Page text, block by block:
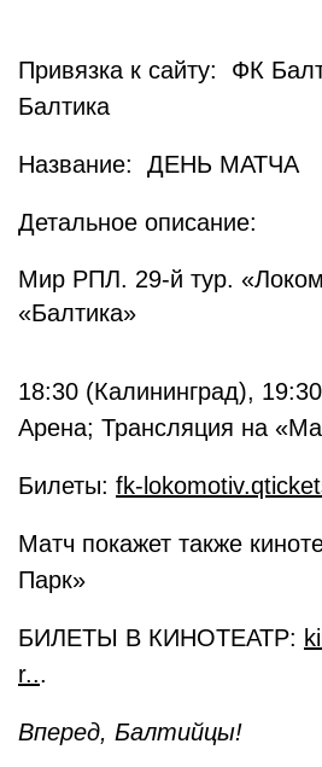
Привязка к сайту: ФК
Балтика
Название: ДЕНЬ МАТЧА
Детальное описание:
Мир РПЛ. 29-й тур.
«Балтика»
18:30 (Калининград),
Арена; Трансляция на
Билеты: fk-
Матч покажет также
Парк»
БИЛЕТЫ В КИНОТЕАТР:
r...
Вперед, Балтийцы!